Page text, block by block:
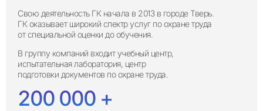
Свою деятельность ГК начала в 2013 в городе Тверь.
ГК оказывает широкий спектр услуг по охране труда
от специальной оценки до обучения.
В группу компаний входит учебный центр,
испытательная лаборатория, центр
подготовки документов по охране труда.
200 000 +